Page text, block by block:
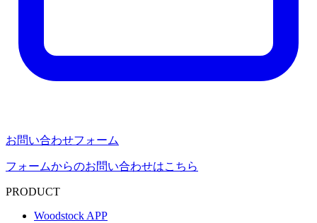
お問い合わせフォーム
フォームからのお問い合わせはこちら
PRODUCT
Woodstock APP